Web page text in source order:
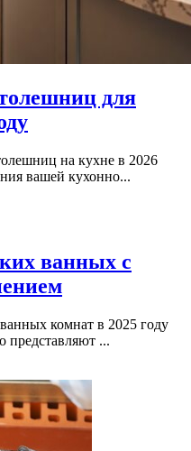
для
на кухне в 2026
вашей кухонно...
ванных с
комнат в 2025 году
представляют ...